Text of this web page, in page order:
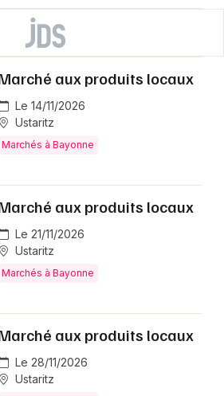
aux produits locaux
Le 14/11/2026
Ustaritz
Marchés à Bayonne
aux produits locaux
Le 21/11/2026
Ustaritz
Marchés à Bayonne
aux produits locaux
Le 28/11/2026
Ustaritz